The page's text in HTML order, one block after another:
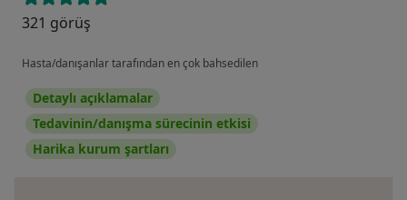
321 görüş
Hasta/danışanlar tarafından en çok bahsedilen
Detaylı açıklamalar
Tedavinin/danışma sürecinin etkisi
Harika kurum şartları